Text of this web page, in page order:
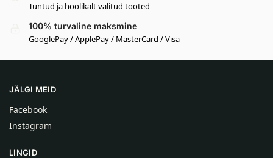
Tuntud ja hoolikalt valitud tooted
100% turvaline maksmine
GooglePay / ApplePay / MasterCard / Visa
JÄLGI MEID
Facebook
Instagram
LINGID